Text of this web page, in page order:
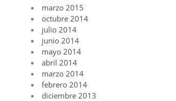
marzo 2015
octubre 2014
julio 2014
junio 2014
mayo 2014
abril 2014
marzo 2014
febrero 2014
diciembre 2013